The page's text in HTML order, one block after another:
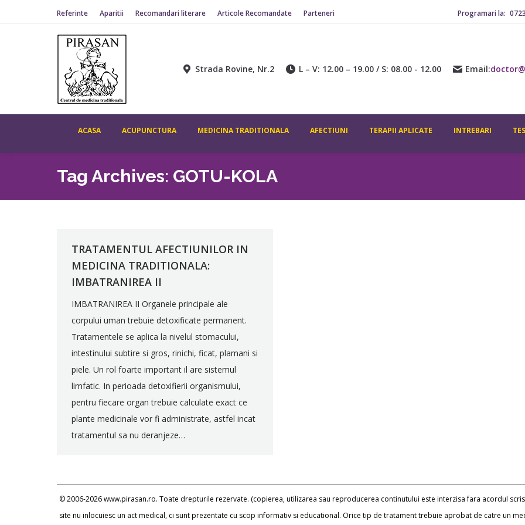
Referinte Aparitii Recomandari literare Articole Recomandate Parteneri Programari la:
Strada Rovine, Nr.2 L – V: 12.00 – 19.00 / S: 08.00 - 12.00 Email:
ACASA ACUPUNCTURA MEDICINA TRADITIONALA AFECTIUNI TERAPII APLICATE INTREBARI
Tag Archives: GOTU-KOLA
TRATAMENTUL AFECTIUNILOR IN
MEDICINA TRADITIONALA:
IMBATRANIREA II
IMBATRANIREA II Organele principale ale
corpului uman trebuie detoxificate permanent.
Tratamentele se aplica la nivelul stomacului,
intestinului subtire si gros, rinichi, ficat, plamani si
piele. Un rol foarte important il are sistemul
limfatic. In perioada detoxifierii organismului,
pentru fiecare organ trebuie calculate exact ce
plante medicinale vor fi administrate, astfel incat
tratamentul sa nu deranjeze…
© 2006-2026 www.pirasan.ro. Toate drepturile rezervate. (copierea, utilizarea sau reproducerea continutului este interzisa fara acordul
site nu inlocuiesc un act medical, ci sunt prezentate cu scop informativ si educational. Orice tip de tratament trebuie aprobat de catre un